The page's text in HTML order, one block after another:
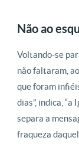
Não ao
Voltando-se
não faltaram,
que foram
dias”, indica,
separa a
fraqueza